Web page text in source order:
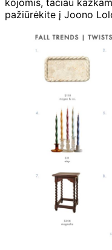
pažiūrėkite į Joono